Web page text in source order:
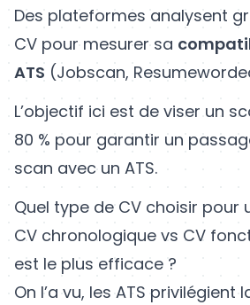
Des plateformes analysent
CV pour mesurer sa
ATS (Jobscan,
L’objectif ici est de viser un
80 % pour garantir un
scan avec un ATS.
Quel type de CV choisir pour
CV chronologique vs CV
est le plus efficace ?
On l’a vu, les ATS privilégient